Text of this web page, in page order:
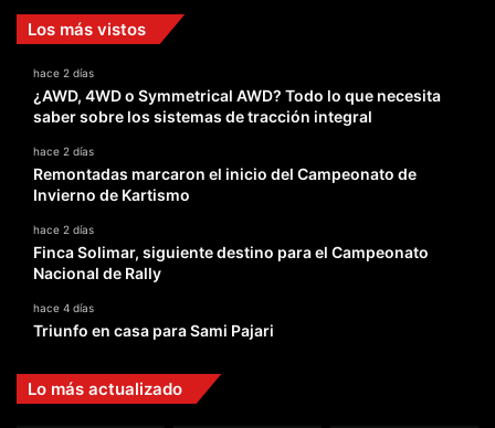
Los más vistos
hace 2 días
¿AWD, 4WD o Symmetrical AWD? Todo lo que necesita
saber sobre los sistemas de tracción integral
hace 2 días
Remontadas marcaron el inicio del Campeonato de
Invierno de Kartismo
hace 2 días
Finca Solimar, siguiente destino para el Campeonato
Nacional de Rally
hace 4 días
Triunfo en casa para Sami Pajari
Lo más actualizado